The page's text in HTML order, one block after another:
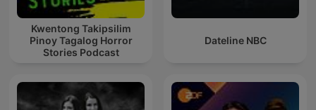
Kwentong Takipsilim
Pinoy Tagalog Horror
Stories Podcast
Dateline NBC